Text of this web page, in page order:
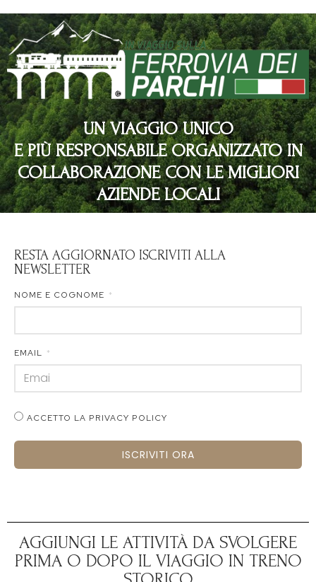
UN VIAGGIO UNICO
E PIÙ RESPONSABILE ORGANIZZATO IN
COLLABORAZIONE CON LE MIGLIORI
AZIENDE LOCALI
RESTA AGGIORNATO ISCRIVITI ALLA
NEWSLETTER
NOME E COGNOME
EMAIL
ACCETTO LA PRIVACY POLICY
ISCRIVITI ORA
AGGIUNGI LE ATTIVITÀ DA SVOLGERE
PRIMA O DOPO IL VIAGGIO IN TRENO